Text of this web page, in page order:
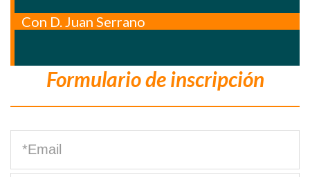
Con D. Juan Serrano
Formulario de inscripción